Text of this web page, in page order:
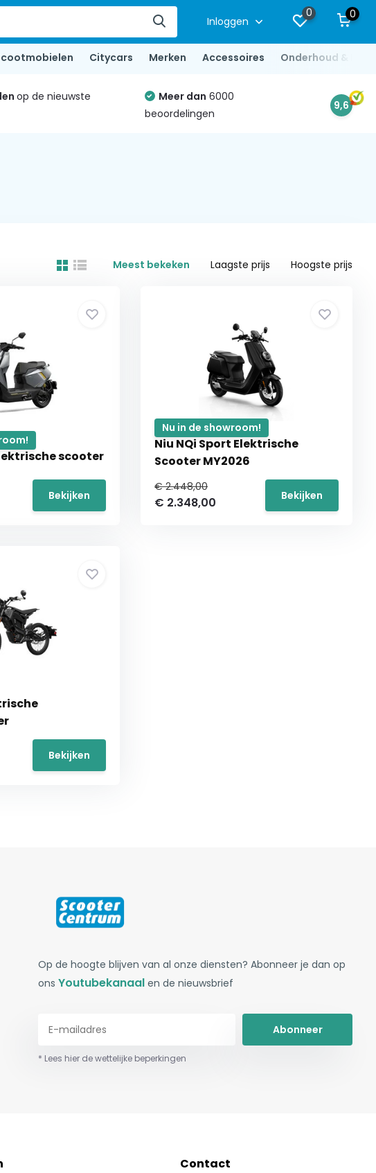
Inloggen
0 0
Citycars Merken Accessoires Onderhoud &
op de nieuwste
Meer dan 6000
beoordelingen
9,6
Meest bekeken Laagste prijs Hoogste prijs
scooter
Bekijken
Nu in de showroom!
Niu NQi Sport Elektrische
Scooter MY2026
€ 2.448,00
€ 2.348,00 Bekijken
Bekijken
Op de hoogte blijven van al onze diensten? Abonneer je dan op
onsYoutubekanaal en de nieuwsbrief
Abonneer
* Lees hier de wettelijke beperkingen
Contact